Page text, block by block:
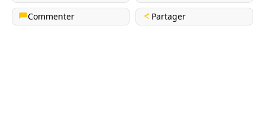
Commenter
Partager